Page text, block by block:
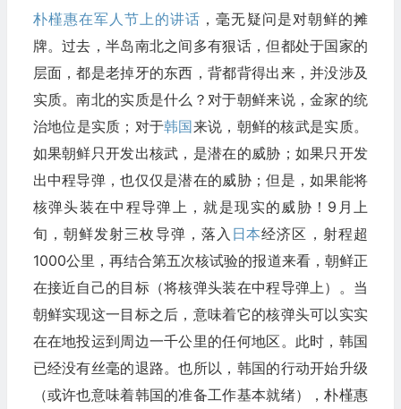
朴槿惠在军人节上的讲话 ，毫无疑问是对朝鲜的摊
牌。过去，半岛南北之间多有狠话，但都处于国家的
层面，都是老掉牙的东西，背都背得出来，并没涉及
实质。南北的实质是什么？对于朝鲜来说，金家的统
治地位是实质；对于韩国来说，朝鲜的核武是实质。
如果朝鲜只开发出核武，是潜在的威胁；如果只开发
出中程导弹，也仅仅是潜在的威胁；但是，如果能将
核弹头装在中程导弹上，就是现实的威胁！9月上
旬，朝鲜发射三枚导弹，落入 日本经济区，射程超
1000公里，再结合第五次核试验的报道来看，朝鲜正
在接近自己的目标（将核弹头装在中程导弹上）。当
朝鲜实现这一目标之后，意味着它的核弹头可以实实
在在地投运到周边一千公里的任何地区。此时，韩国
已经没有丝毫的退路。也所以，韩国的行动开始升级
（或许也意味着韩国的准备工作基本就绪），朴槿惠